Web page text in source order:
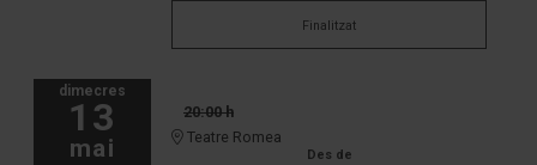
Finalitzat
dimecres
13
mai
20:00 h
Teatre Romea
Des de